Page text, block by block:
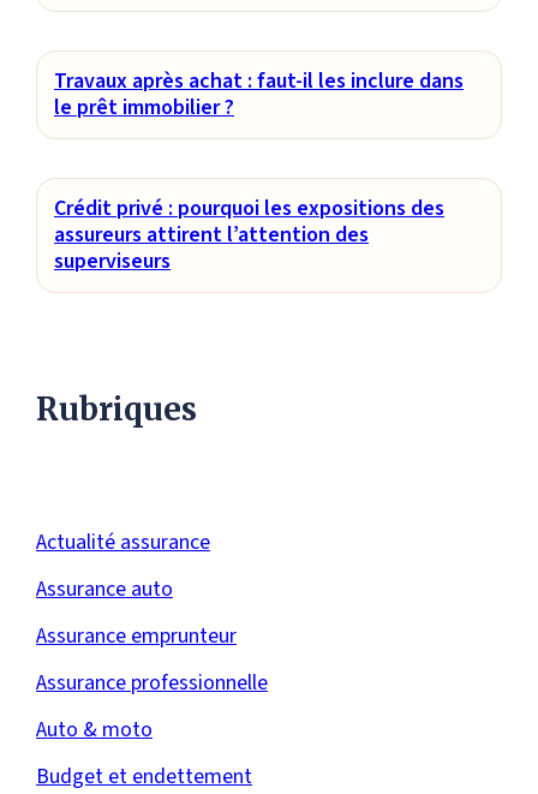
Travaux après achat : faut-il les inclure dans
le prêt immobilier ?
Crédit privé : pourquoi les expositions des
assureurs attirent l’attention des
superviseurs
Rubriques
Actualité assurance
Assurance auto
Assurance emprunteur
Assurance professionnelle
Auto & moto
Budget et endettement